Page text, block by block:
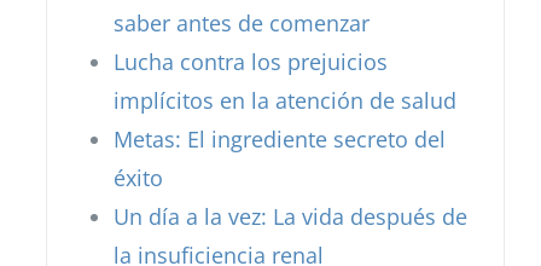
saber antes de comenzar
Lucha contra los prejuicios
implícitos en la atención de salud
Metas: El ingrediente secreto del
éxito
Un día a la vez: La vida después de
la insuficiencia renal